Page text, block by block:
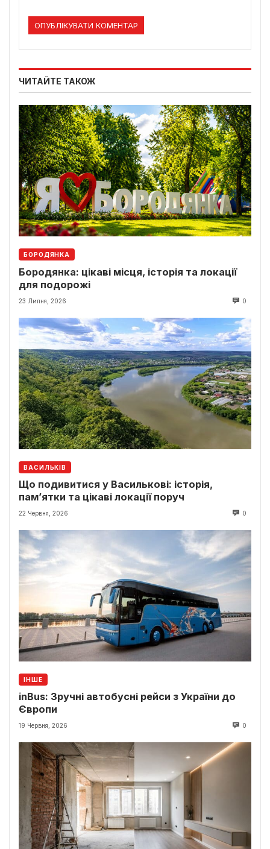
ЧИТАЙТЕ ТАКОЖ
БОРОДЯНКА
Бородянка: цікаві місця, історія та локації
для подорожі
23 Липня, 2026 0
ВАСИЛЬКІВ
Що подивитися у Василькові: історія,
пам’ятки та цікаві локації поруч
22 Червня, 2026 0
ІНШЕ
inBus: Зручні автобусні рейси з України до
Європи
19 Червня, 2026 0